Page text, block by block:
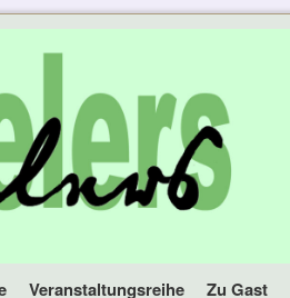
Veranstaltungsreihe Zu Gast